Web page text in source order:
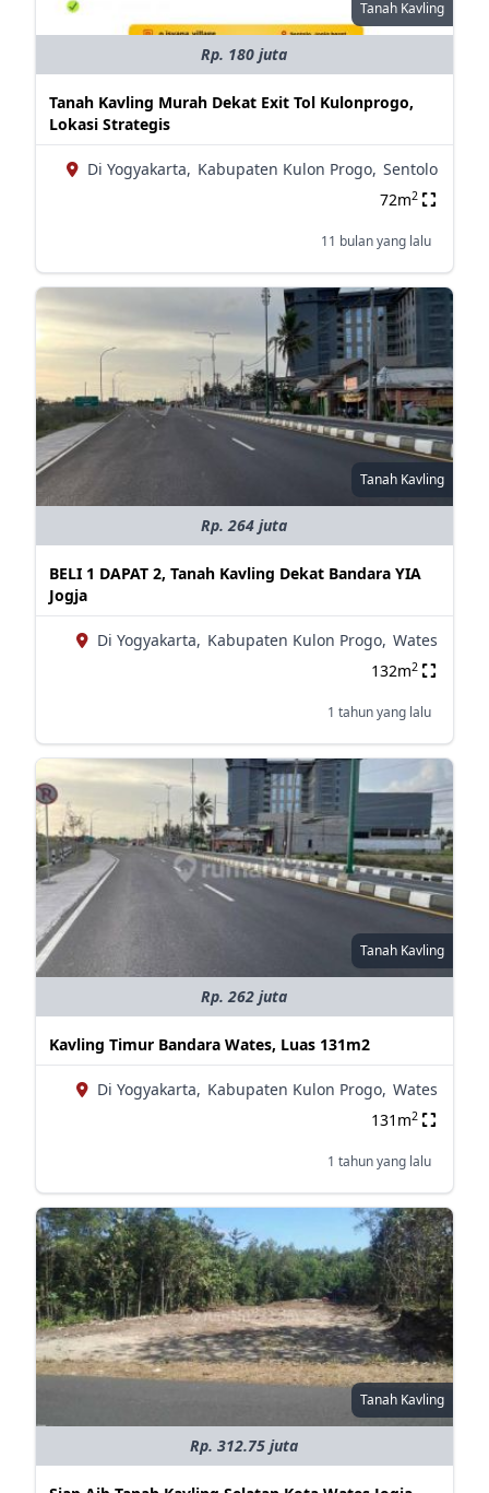
Tanah Kavling
Rp. 180 juta
Tanah Kavling Murah Dekat Exit Tol Kulonprogo,
Lokasi Strategis
Di Yogyakarta, Kabupaten Kulon Progo, Sentolo
72m2
11 bulan yang lalu
Tanah Kavling
Rp. 264 juta
BELI 1 DAPAT 2, Tanah Kavling Dekat Bandara YIA
Jogja
Di Yogyakarta, Kabupaten Kulon Progo, Wates
132m2
1 tahun yang lalu
Tanah Kavling
Rp. 262 juta
Kavling Timur Bandara Wates, Luas 131m2
Di Yogyakarta, Kabupaten Kulon Progo, Wates
131m2
1 tahun yang lalu
Tanah Kavling
Rp. 312.75 juta